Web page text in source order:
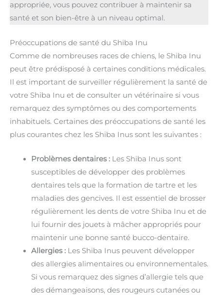
appropriée, vous pouvez contribuer à maintenir sa
santé et son bien-être à un niveau optimal.
Préoccupations de santé du Shiba Inu
Comme de nombreuses races de chiens, le Shiba Inu
peut être prédisposé à certaines conditions médicales.
Il est important de surveiller régulièrement la santé de
votre Shiba Inu et de consulter un vétérinaire si vous
remarquez des symptômes ou des comportements
inhabituels. Certaines des préoccupations de santé les
plus courantes chez les Shiba Inus sont les suivantes :
Problèmes dentaires :Les Shiba Inus sont
susceptibles de développer des problèmes
dentaires tels que la formation de tartre et les
maladies des gencives. Il est essentiel de brosser
régulièrement les dents de votre Shiba Inu et de
lui fournir des jouets à mâcher appropriés pour
maintenir une bonne santé bucco-dentaire.
Allergies :Les Shiba Inus peuvent développer
des allergies alimentaires ou environnementales.
Si vous remarquez des signes d’allergie tels que
des démangeaisons, des rougeurs cutanées ou